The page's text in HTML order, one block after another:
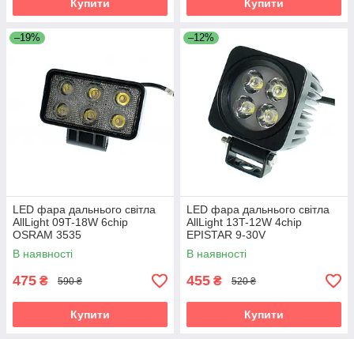
Купити Купити
–19%
LED фара дальнього світла
AllLight 09T-18W 6chip
OSRAM 3535
В наявності
475 ₴ 590 ₴
Купити
–12%
LED фара дальнього світла
AllLight 13T-12W 4chip
EPISTAR 9-30V
В наявності
455 ₴ 520 ₴
Купити